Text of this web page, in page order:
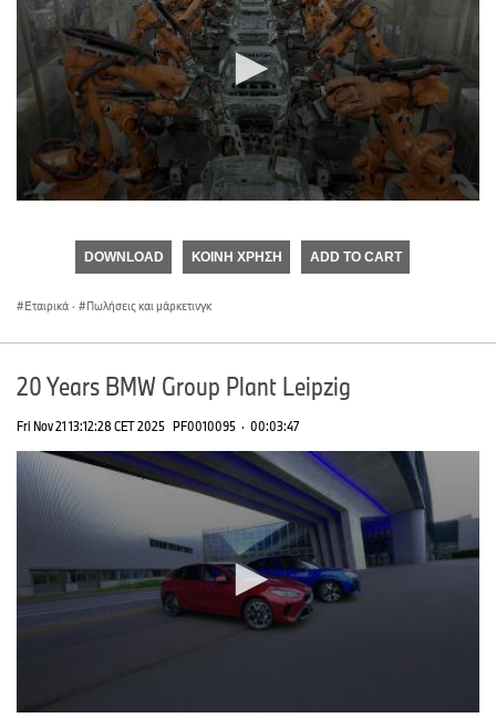
seconds
DOWNLOAD ΚΟΙΝΉ ΧΡΉΣΗ ADD TO CART
Εταιρικά · Πωλήσεις και μάρκετινγκ
20 Years BMW Group Plant Leipzig
Fri Nov 21 13:12:28 CET 2025 PF0010095 · 00:03:47